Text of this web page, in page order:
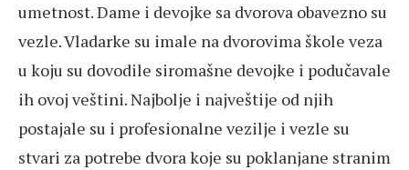
umetnost. Dame i devojke sa dvorova obavezno su
vezle. Vladarke su imale na dvorovima škole veza
u koju su dovodile siromašne devojke i podučavale
ih ovoj veštini. Najbolje i najveštije od njih
postajale su i profesionalne vezilje i vezle su
stvari za potrebe dvora koje su poklanjane stranim